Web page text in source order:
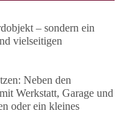
– sondern ein
vielseitigen
Neben den
Werkstatt, Garage und
oder ein kleines